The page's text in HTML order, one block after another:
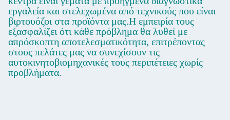
εργαλεία και στελεχωμένα από τεχνικούς που είναι
βιρτουόζοι στα προϊόντα μας.Η εμπειρία τους
εξασφαλίζει ότι κάθε πρόβλημα θα λυθεί με
απρόσκοπτη αποτελεσματικότητα, επιτρέποντας
στους πελάτες μας να συνεχίσουν τις
αυτοκινητοβιομηχανικές τους περιπέτειες χωρίς
προβλήματα.